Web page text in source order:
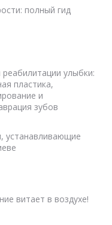
полный гид
улыбки:
пластика,
и
зубов
устанавливающие
витает в воздухе!